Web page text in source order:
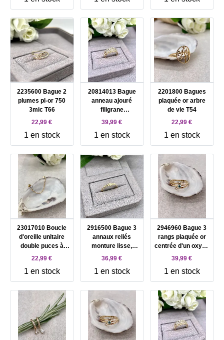
blancs
2235600 Bague 2
plumes pl-or 750
3mic T66
22,99 €
1 en stock
20814013 Bague
anneau ajouré
filigrane
arabesques pl-or
39,99 €
1 en stock
2201800 Bagues
plaquée or arbre
de vie T54
22,99 €
1 en stock
23017010 Boucle
d'oreille unitaire
double puces à
chaîne plaquée or
blancs
22,99 €
1 en stock
2916500 Bague 3
annaux reliés
monture lisse,
trsadée et perlée
36,99 €
1 en stock
2946960 Bague 3
rangs plaquée or
centrée d'un oxyde
bleu et 2 oxydes
39,99 €
1 en stock